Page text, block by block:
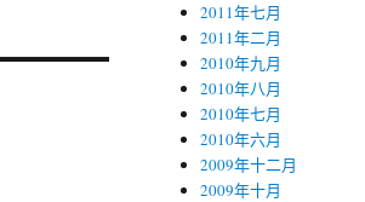
2011年七月
2011年二月
2010年九月
2010年八月
2010年七月
2010年六月
2009年十二月
2009年十月